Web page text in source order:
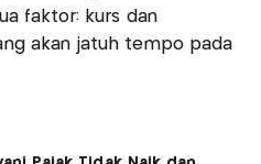
faktor: kurs dan
akan jatuh tempo pada